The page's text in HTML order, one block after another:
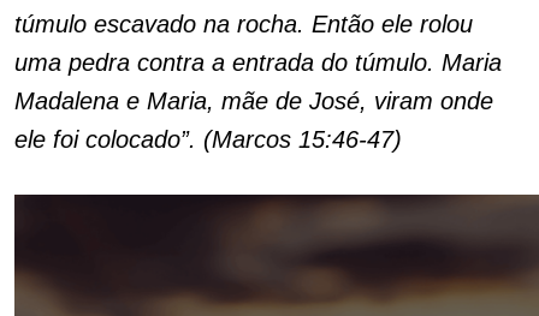
túmulo escavado na rocha. Então ele rolou
uma pedra contra a entrada do túmulo. Maria
Madalena e Maria, mãe de José, viram onde
ele foi colocado”. (Marcos 15:46-47)